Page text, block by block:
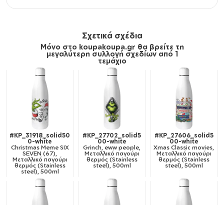
Σχετικά σχέδια
Μόνο στο koupakoupa.gr θα βρείτε τη
μεγαλύτερη συλλογή σχεδίων από 1
τεμάχιο
#KP_31918_solid50
0-white
Christmas Meme SIX
SEVEN (67),
Μεταλλικό παγούρι
θερμός (Stainless
steel), 500ml
#KP_27702_solid5
00-white
Grinch, eww people,
Μεταλλικό παγούρι
θερμός (Stainless
steel), 500ml
#KP_27606_solid5
00-white
Xmas Classic movies,
Μεταλλικό παγούρι
θερμός (Stainless
steel), 500ml